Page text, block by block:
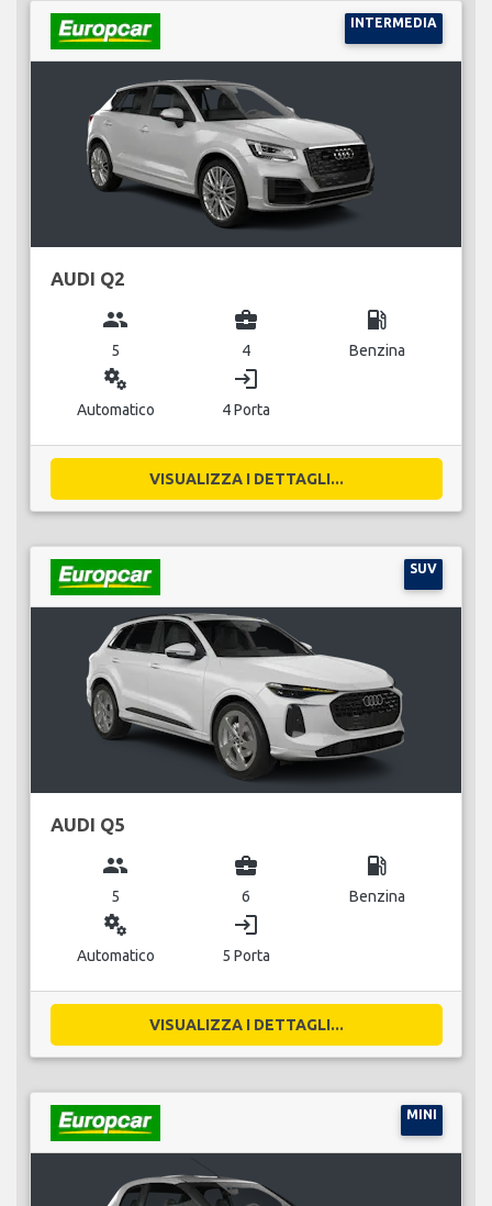
INTERMEDIA
AUDI Q2
group
5
business_center
4
local_gas_station
Benzina
miscellaneous_services
Automatico
login
4 Porta
VISUALIZZA I DETTAGLI...
SUV
AUDI Q5
group
5
business_center
6
local_gas_station
Benzina
miscellaneous_services
Automatico
login
5 Porta
VISUALIZZA I DETTAGLI...
MINI